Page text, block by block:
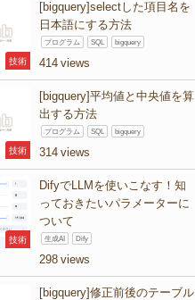
技術
[bigquery]selectした項目名を
日本語にする方法
プログラム SQL bigquery
414
技術
[bigquery]平均値と中央値を算
出する方法
プログラム SQL bigquery
314
技術
DifyでLLMを使いこなす！知
っておきたいパラメーターに
ついて
生成AI Dify
298
[bigquery]修正前後のテーブル